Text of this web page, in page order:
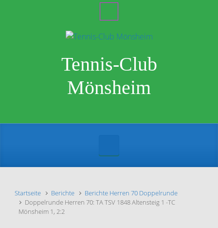
Tennis-Club
Mönsheim
Startseite Berichte
Berichte Herren 70 Doppelrunde
Doppelrunde Herren 70: TA TSV 1848 Altensteig 1 -TC
Mönsheim 1, 2:2